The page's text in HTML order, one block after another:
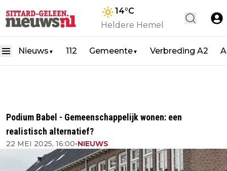
14°C
Heldere Hemel
Nieuws ▼ 112 Gemeente▼ Verbreding A2
Podium Babel - Gemeenschappelijk wonen: een
realistisch alternatief?
22 MEI 2025, 16:00•NIEUWS